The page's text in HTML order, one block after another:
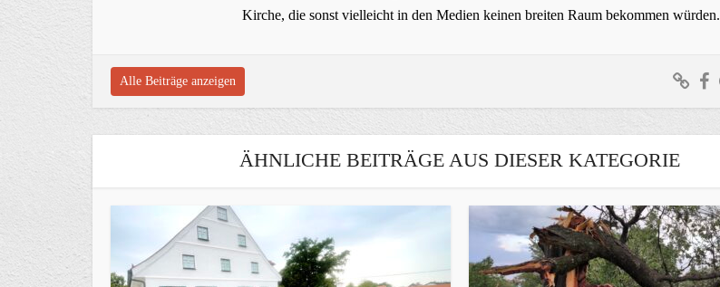
Kirche, die sonst vielleicht in den Medien keinen breiten Raum bekommen würden.
Alle Beiträge anzeigen
ÄHNLICHE BEITRÄGE AUS DIESER KATEGORIE